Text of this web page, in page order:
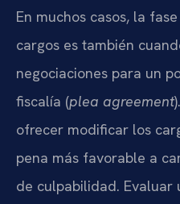
En muchos casos, la
cargos es también
negociaciones para un
fiscalía (plea agreement
ofrecer modificar los
pena más favorable a
de culpabilidad.